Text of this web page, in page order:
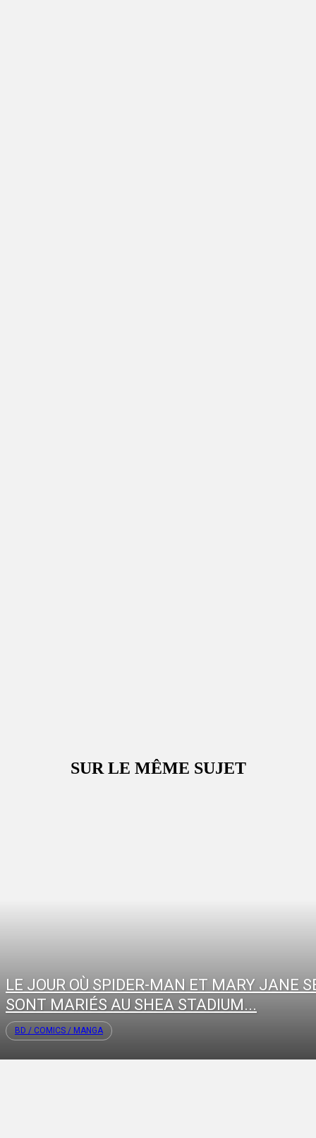
SUR LE MÊME SUJET
LE JOUR OÙ SPIDER-MAN ET MARY JANE
SONT MARIÉS AU SHEA STADIUM...
BD / COMICS / MANGA